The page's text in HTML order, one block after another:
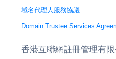
域名代理人服務協議
Domain Trustee Services
香港互聯網註冊管理有